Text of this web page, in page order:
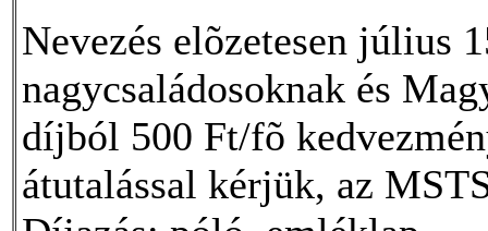
Nevezés elõzetesen július
nagycsaládosoknak és
díjból 500 Ft/fõ
átutalással kérjük, az